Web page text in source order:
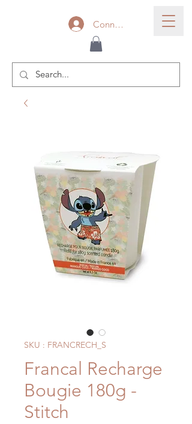
Connexion
SKU : FRANCRECH_S
Francal Recharge
Bougie 180g -
Stitch